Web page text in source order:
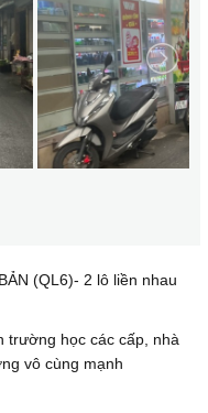
(QL6)- 2 lô liền nhau
trường học các cấp, nhà
vô cùng mạnh